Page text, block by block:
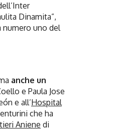
Dinamita”,
numero uno del
anche un
e Paula Jose
e all’Hospital
che ha
Aniene di